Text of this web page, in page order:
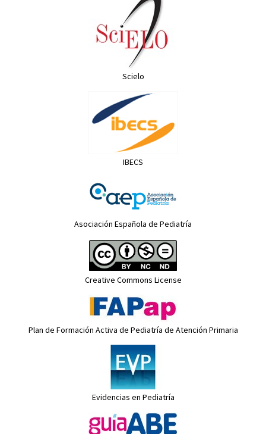
Scielo
IBECS
Asociación Española de Pediatría
Creative Commons License
Plan de Formación Activa de Pediatría de Atención Primaria
Evidencias en Pediatría